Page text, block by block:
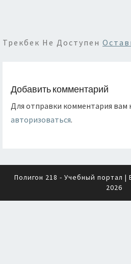
Трекбек Не Доступен
Добавить комментарий
Для отправки комментария вам
авторизоваться.
Полигон 218 - Учебный портал |
2026